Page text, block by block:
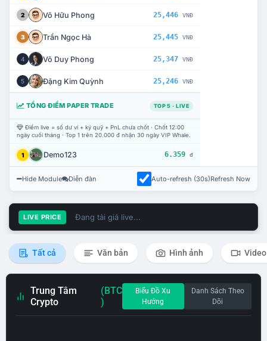
2 Võ Hữu Phong 25,446 VNĐ
3 Trần Ngọc Hà 25,445 VNĐ
4 Võ Duy Phong 25,347 VNĐ
5 Đặng Kim Quỳnh 25,246 VNĐ
TỔNG ĐIỂM PAPER TRADE TOP 5 · LIVE
Điểm live = số dư ví + ký quỹ + PnL chưa chốt · Chốt 12:00
ngày cuối tháng · Top 1 trên 20.000 đ nhận 30 ngày VIP Whale.
1 Demo123 6.359 đ
Hide Module Diễn đàn Auto-refresh (30s)Refresh Now
LIVE PRICE Đang tải giá live...
Tất cả Văn bản Hình ảnh Video
Trung Tâm
Crypto
(BTC
)
Biểu Đồ Xu
Hướng
Danh Sách Theo
Dõi